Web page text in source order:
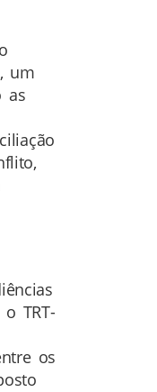
um
as
TRT-
os